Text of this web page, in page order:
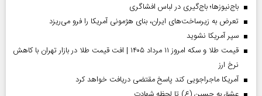
باج‌نیوزها؛ باج‌گیری در لباس افشاگری
تعرض به زیرساخت‌های ایران، بنای هژمونی آمریکا را فرو می‌ریزد
سپر آمریکا نشوید
قیمت طلا و سکه امروز ۱۱ مرداد ۱۴۰۵ | افت قیمت طلا در بازار تهران با کاهش
نرخ ارز
آمریکا ماجراجویی کند پاسخ مقتضی دریافت خواهد کرد